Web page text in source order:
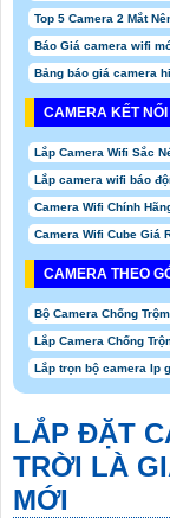
Top 5 Camera 2 Mắt
Báo Giá camera wifi
Bảng báo giá camera
CAMERA KẾT NỐI
Lắp Camera Wifi Sắc
Lắp camera wifi báo
Camera Wifi Chính
Camera Wifi Cube Giá
CAMERA THEO
Bộ Camera Chống
Lắp Camera Chống
Lắp trọn bộ camera Ip
LẮP ĐẶT
TRỜI LÀ
MỚI